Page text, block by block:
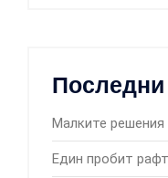
Малките решения
Един пробит